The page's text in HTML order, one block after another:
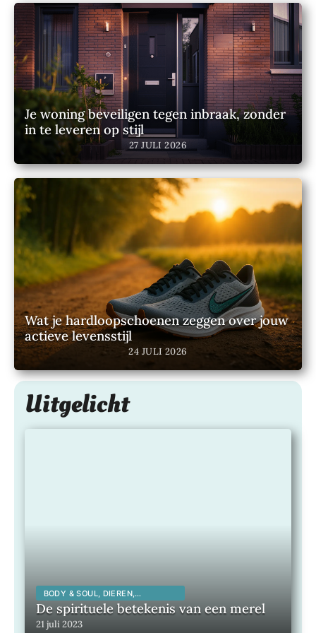
Je woning beveiligen tegen inbraak, zonder
in te leveren op stijl
27 JULI 2026
Wat je hardloopschoenen zeggen over jouw
actieve levensstijl
24 JULI 2026
Uitgelicht
BODY & SOUL, DIEREN,
SPIRITUALITEIT,
De spirituele betekenis van een merel
21 juli 2023